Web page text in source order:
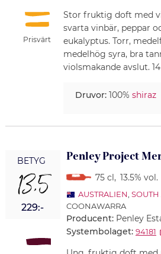
Prisvärt
Stor fruktig doft med
svarta vinbär, peppar
eukalyptus. Torr,
medelhög syra, bra
violsmakande avslut. 14
Druvor:100% shiraz
BETYG
13,5
229:-
Penley Project
75 cl , 13.5% vol.
AUSTRALIEN, SOUTH
COONAWARRA
Producent: Penley
Systembolaget: 94181